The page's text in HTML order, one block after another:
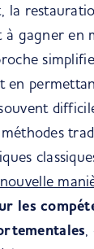
la
gagner en
en
nouvelle
les
,